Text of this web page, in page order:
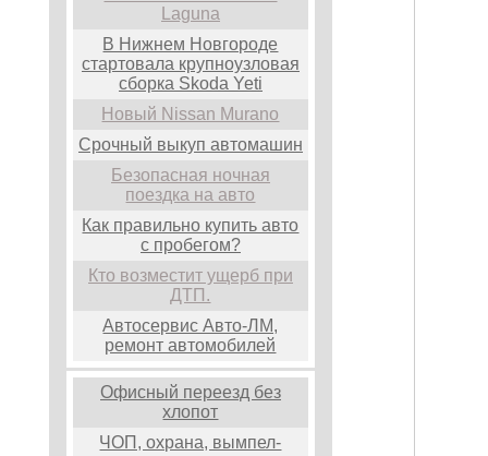
Laguna
В Нижнем Новгороде
стартовала крупноузловая
сборка Skoda Yeti
Новый Nissan Murano
Срочный выкуп автомашин
Безопасная ночная
поездка на авто
Как правильно купить авто
с пробегом?
Кто возместит ущерб при
ДТП.
Автосервис Авто-ЛМ,
ремонт автомобилей
Офисный переезд без
хлопот
ЧОП, охрана, вымпел-